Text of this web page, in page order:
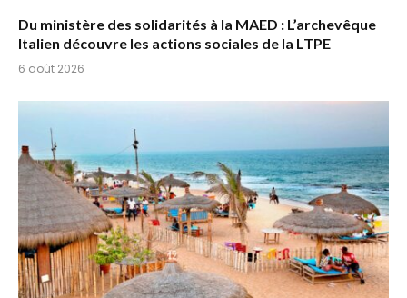
Du ministère des solidarités à la MAED : L’archevêque
Italien découvre les actions sociales de la LTPE
6 août 2026